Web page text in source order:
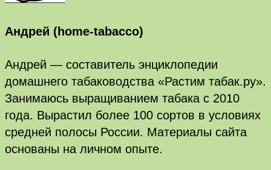
Андрей (home-tabacco)
Андрей — составитель энциклопедии
домашнего табаководства «Растим табак.ру».
Занимаюсь выращиванием табака с 2010
года. Вырастил более 100 сортов в условиях
средней полосы России. Материалы сайта
основаны на личном опыте.